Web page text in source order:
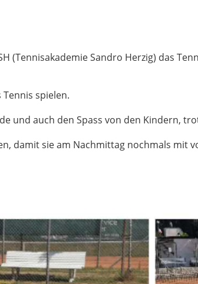
(Tennisakademie Sandro Herzig) das
spielen.
und auch den Spass von den Kindern,
damit sie am Nachmittag nochmals mit